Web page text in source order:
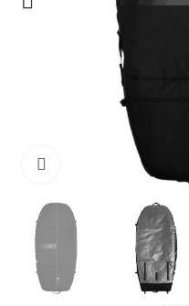
Cliquez pour agrandir